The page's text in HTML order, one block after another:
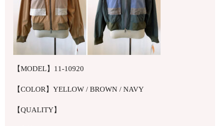
【MODEL】11-10920
【COLOR】YELLOW / BROWN / NAVY
【QUALITY】